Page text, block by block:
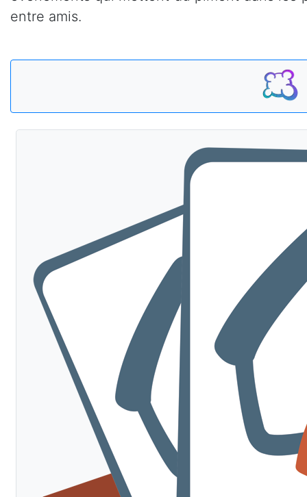
entre amis.